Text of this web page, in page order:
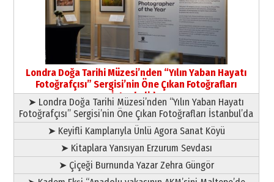
HAVVA’NIN ÜÇ KIZI
09 Temmuz 2026 Perşembe
Yusuf POLAT
Şampiyonluk Sebahattin Şirin’e
yazar
11 Mayıs 2026 Pazartesi
Londra Doğa Tarihi Müzesi’nden “Yılın Yaban Hayatı
Fotoğrafçısı” Sergisi’nin Öne Çıkan Fotoğrafları
İstanbul’da
➤ Londra Doğa Tarihi Müzesi’nden “Yılın Yaban Hayatı
Fotoğrafçısı” Sergisi’nin Öne Çıkan Fotoğrafları İstanbul’da
➤ Keyifli Kamplarıyla Ünlü Agora Sanat Köyü
➤ Kitaplara Yansıyan Erzurum Sevdası
➤ Çiçeği Burnunda Yazar Zehra Güngör